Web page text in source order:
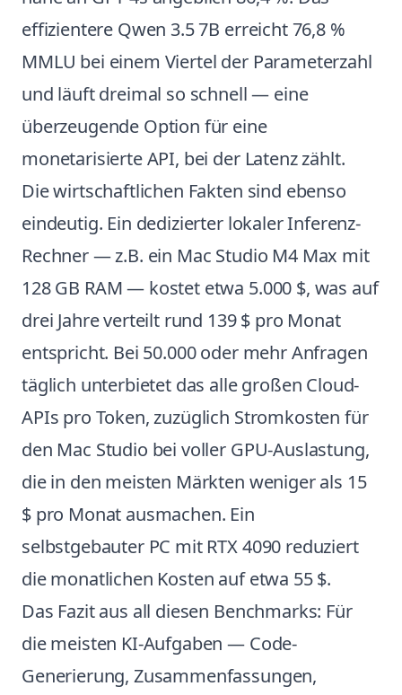
effizientere Qwen 3.5 7B erreicht 76,8 %
MMLU bei einem Viertel der Parameterzahl
und läuft dreimal so schnell — eine
überzeugende Option für eine
monetarisierte API, bei der Latenz zählt.
Die wirtschaftlichen Fakten sind ebenso
eindeutig. Ein dedizierter lokaler Inferenz-
Rechner — z.B. ein Mac Studio M4 Max mit
128 GB RAM — kostet etwa 5.000 $, was auf
drei Jahre verteilt rund 139 $ pro Monat
entspricht. Bei 50.000 oder mehr Anfragen
täglich unterbietet das alle großen Cloud-
APIs pro Token, zuzüglich Stromkosten für
den Mac Studio bei voller GPU-Auslastung,
die in den meisten Märkten weniger als 15
$ pro Monat ausmachen. Ein
selbstgebauter PC mit RTX 4090 reduziert
die monatlichen Kosten auf etwa 55 $.
Das Fazit aus all diesen Benchmarks: Für
die meisten KI-Aufgaben — Code-
Generierung, Zusammenfassungen,